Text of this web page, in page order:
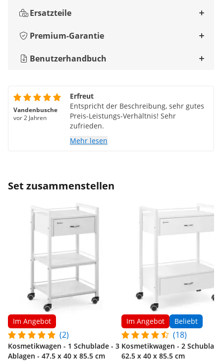
Ersatzteile
Premium-Garantie
Benutzerhandbuch
Vandenbusche
vor 2 Jahren
Erfreut
Entspricht der Beschreibung, sehr gutes
Preis-Leistungs-Verhältnis! Sehr
zufrieden.
Mehr lesen
Set zusammenstellen
Im Angebot
(2)
Kosmetikwagen - 1 Schublade - 3
Ablagen - 47.5 x 40 x 85.5 cm
Im Angebot Beliebt
(18)
Kosmetikwagen - 2
62.5 x 40 x 85.5 cm